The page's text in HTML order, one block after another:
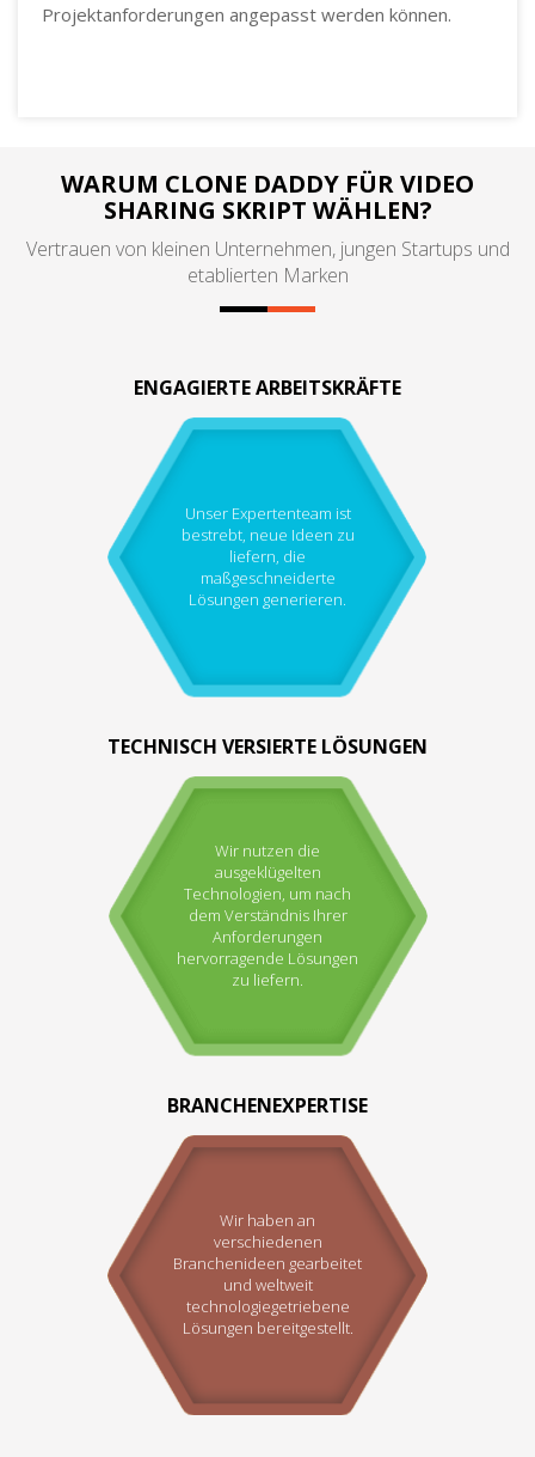
Projektanforderungen angepasst werden können.
WARUM CLONE DADDY FÜR VIDEO
SHARING SKRIPT WÄHLEN?
Vertrauen von kleinen Unternehmen, jungen Startups und
etablierten Marken
ENGAGIERTE ARBEITSKRÄFTE
Unser Expertenteam ist
bestrebt, neue Ideen zu
liefern, die
maßgeschneiderte
Lösungen generieren.
TECHNISCH VERSIERTE LÖSUNGEN
Wir nutzen die
ausgeklügelten
Technologien, um nach
dem Verständnis Ihrer
Anforderungen
hervorragende Lösungen
zu liefern.
BRANCHENEXPERTISE
Wir haben an
verschiedenen
Branchenideen gearbeitet
und weltweit
technologiegetriebene
Lösungen bereitgestellt.